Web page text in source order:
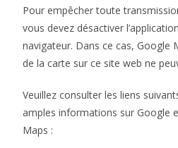
Pour empêcher toute
vous devez désactiver
navigateur. Dans ce cas, Google
de la carte sur ce site web ne
Veuillez consulter les liens
amples informations sur Google
Maps :